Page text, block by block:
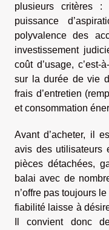
plusieurs critères :
puissance
polyvalence des
investissement
coût d’usage,
sur la durée de vie
frais d’entretien
et consommation
Avant d’acheter, il
avis des utilisateurs
pièces détachées,
balai avec de
n’offre pas toujours
fiabilité laisse à
Il convient donc